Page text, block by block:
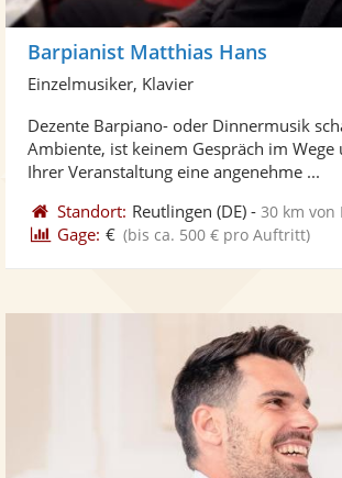
Barpianist Matthias Hans
Einzelmusiker, Klavier
Dezente Barpiano- oder Dinnermusik
Ambiente, ist keinem Gespräch im
Ihrer Veranstaltung eine angenehme ...
Standort: Reutlingen (DE) -30 km von
Gage: € (bis ca. 500 € pro Auftritt)